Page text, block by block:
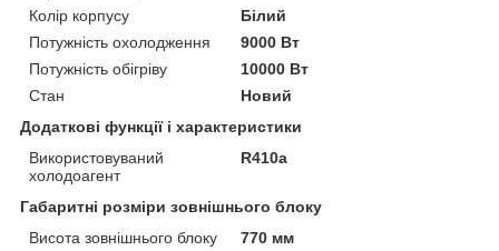
Колір корпусу
Білий
Потужність охолодження
9000 Вт
Потужність обігріву
10000 Вт
Стан
Новий
Додаткові функції і характеристики
Використовуваний
холодоагент
R410a
Габаритні розміри зовнішнього блоку
Висота зовнішнього блоку
770 мм